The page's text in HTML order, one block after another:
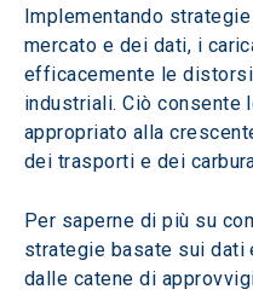
Implementando
mercato e dei dati, i
efficacemente le
industriali. Ciò consente
appropriato alla
dei trasporti e dei
Per saperne di più su
strategie basate sui
dalle catene di